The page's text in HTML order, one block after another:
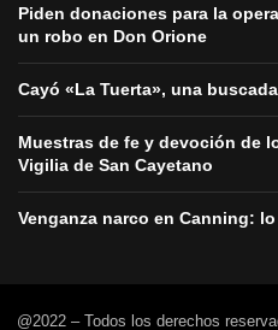
Piden donaciones para la
un robo en Don Orione
Cayó «La Tuerta», una
Muestras de fe y devoción de
Vigilia de San Cayetano
Venganza narco en Canning:
@2022 – Todos los derechos